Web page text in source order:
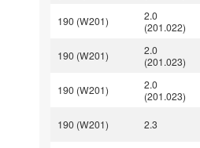
190 (W201)
2.0
(201.022)
190 (W201)
2.0
(201.023)
190 (W201)
2.0
(201.023)
190 (W201) 2.3